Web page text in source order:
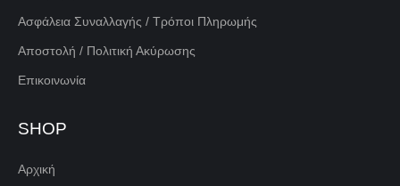
Ασφάλεια Συναλλαγής / Τρόποι Πληρωμής
Αποστολή / Πολιτική Ακύρωσης
Επικοινωνία
SHOP
Αρχική